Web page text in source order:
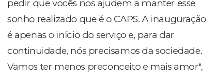
pedir que vocês nos ajudem a manter esse
sonho realizado que é o CAPS. A inauguração
é apenas o início do serviço e, para dar
continuidade, nós precisamos da sociedade.
Vamos ter menos preconceito e mais amor",